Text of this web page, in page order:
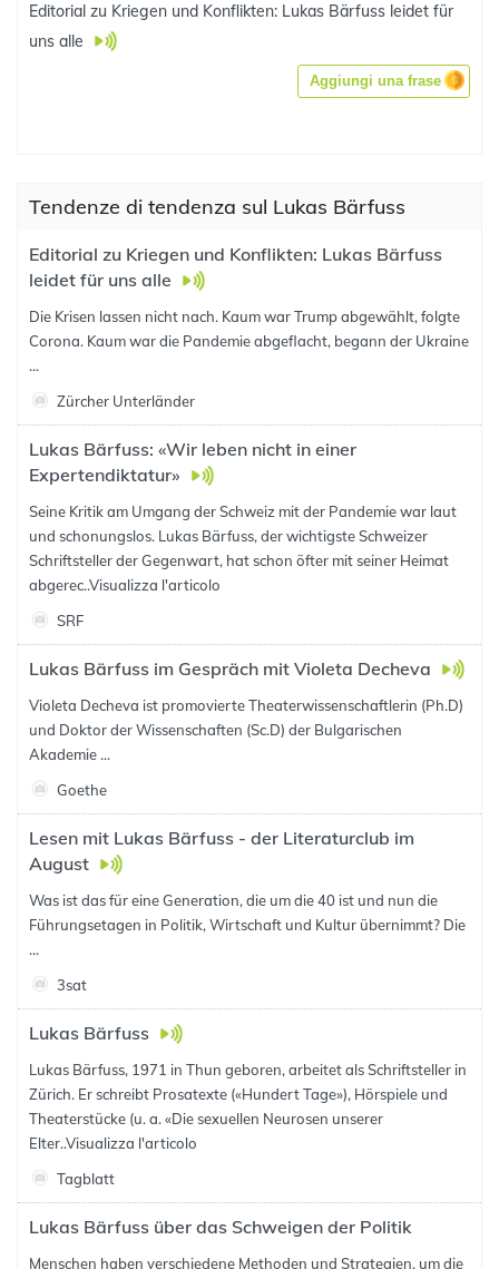
Editorial zu Kriegen und Konflikten: Lukas Bärfuss leidet für
uns alle
Aggiungi una frase
Tendenze di tendenza sul Lukas Bärfuss
Editorial zu Kriegen und Konflikten: Lukas Bärfuss
leidet für uns alle
Die Krisen lassen nicht nach. Kaum war Trump abgewählt, folgte
Corona. Kaum war die Pandemie abgeflacht, begann der Ukraine
...
Zürcher Unterländer
Lukas Bärfuss: «Wir leben nicht in einer
Expertendiktatur»
Seine Kritik am Umgang der Schweiz mit der Pandemie war laut
und schonungslos. Lukas Bärfuss, der wichtigste Schweizer
Schriftsteller der Gegenwart, hat schon öfter mit seiner Heimat
abgerec..Visualizza l'articolo
SRF
Lukas Bärfuss im Gespräch mit Violeta Decheva
Violeta Decheva ist promovierte Theaterwissenschaftlerin (Ph.D)
und Doktor der Wissenschaften (Sc.D) der Bulgarischen
Akademie ...
Goethe
Lesen mit Lukas Bärfuss - der Literaturclub im
August
Was ist das für eine Generation, die um die 40 ist und nun die
Führungsetagen in Politik, Wirtschaft und Kultur übernimmt? Die
...
3sat
Lukas Bärfuss
Lukas Bärfuss, 1971 in Thun geboren, arbeitet als Schriftsteller in
Zürich. Er schreibt Prosatexte («Hundert Tage»), Hörspiele und
Theaterstücke (u. a. «Die sexuellen Neurosen unserer
Elter..Visualizza l'articolo
Tagblatt
Lukas Bärfuss über das Schweigen der Politik
Menschen haben verschiedene Methoden und Strategien, um die